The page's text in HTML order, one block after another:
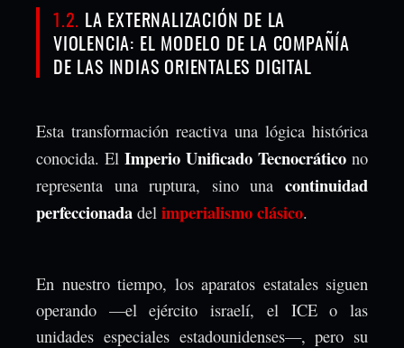
1.2. LA EXTERNALIZACIÓN DE LA
VIOLENCIA: EL MODELO DE LA COMPAÑÍA
DE LAS INDIAS ORIENTALES DIGITAL
Esta transformación reactiva una lógica histórica
conocida. El Imperio Unificado Tecnocrático no
representa una ruptura, sino una continuidad
perfeccionada del imperialismo clásico.
En nuestro tiempo, los aparatos estatales siguen
operando —el ejército israelí, el ICE o las
unidades especiales estadounidenses—, pero su